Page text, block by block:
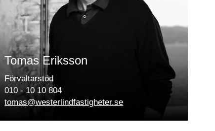
Tomas Eriksson
Förvaltarstöd
010 - 10 10 804
tomas@westerlindfastigheter.se